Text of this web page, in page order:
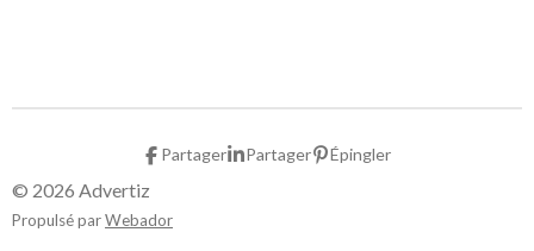
Partager Partager Épingler
© 2026 Advertiz
Propulsé parWebador